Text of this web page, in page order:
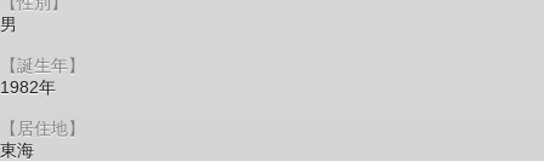
男
【誕生年】
1982年
【居住地】
東海